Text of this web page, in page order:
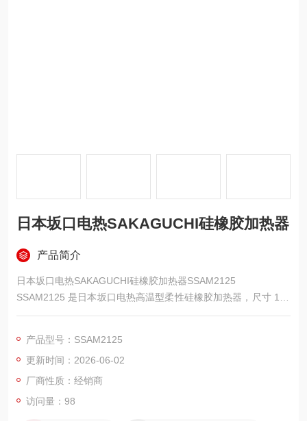
日本坂口电热SAKAGUCHI硅橡胶加热器
产品简介
日本坂口电热SAKAGUCHI硅橡胶加热器SSAM2125
SSAM2125 是日本坂口电热高温型柔性硅橡胶加热器，尺寸 100
×250mm、100V/325W，厚 1.15mm。蚀刻发热体，连续 25
等高温加热。
产品型号：SSAM2125
更新时间：2026-06-02
厂商性质：经销商
访问量：98